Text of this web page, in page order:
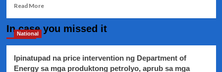
Read MoreRead
Paggastos
Revolving
Funds
In case you missed it
National
Ipinatupad na price intervention ng Department of
Energy sa mga produktong petrolyo, aprub sa mga